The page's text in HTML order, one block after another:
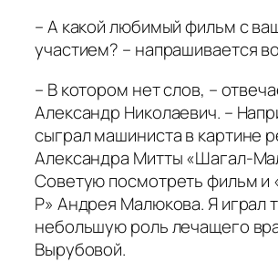
– А какой любимый фильм с
участием? – напрашивается
– В котором нет слов, –
Александр Николаевич. –
сыграл машиниста в картине
Александра Митты «Шагал-
Советую посмотреть фильм и
Р» Андрея Малюкова. Я играл
небольшую роль лечащего
Вырубовой.